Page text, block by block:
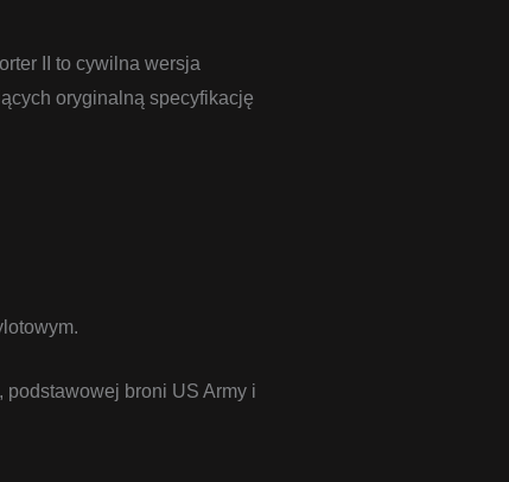
II to cywilna wersja
oryginalną specyfikację
broni US Army i